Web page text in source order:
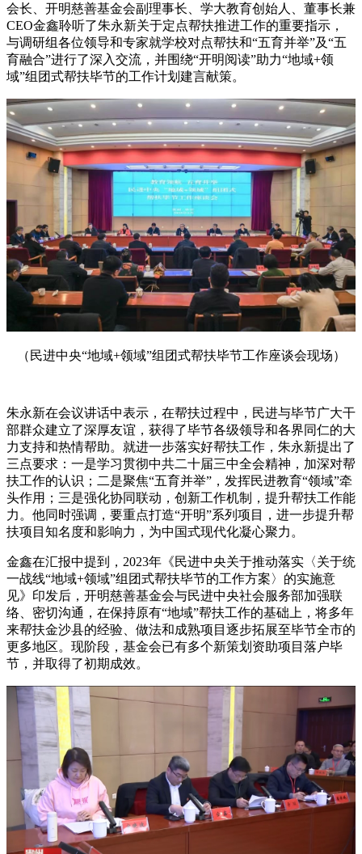
会长、开明慈善基金会副理事长、学大教育创始人、董事长兼
CEO金鑫聆听了朱永新关于定点帮扶推进工作的重要指示，
与调研组各位领导和专家就学校对点帮扶和“五育并举”及“五
育融合”进行了深入交流，并围绕“开明阅读”助力“地域+领
域”组团式帮扶毕节的工作计划建言献策。
（民进中央“地域+领域”组团式帮扶毕节工作座谈会现场）
朱永新在会议讲话中表示，在帮扶过程中，民进与毕节广大干
部群众建立了深厚友谊，获得了毕节各级领导和各界同仁的大
力支持和热情帮助。就进一步落实好帮扶工作，朱永新提出了
三点要求：一是学习贯彻中共二十届三中全会精神，加深对帮
扶工作的认识；二是聚焦“五育并举”，发挥民进教育“领域”牵
头作用；三是强化协同联动，创新工作机制，提升帮扶工作能
力。他同时强调，要重点打造“开明”系列项目，进一步提升帮
扶项目知名度和影响力，为中国式现代化凝心聚力。
金鑫在汇报中提到，2023年《民进中央关于推动落实〈关于统
一战线“地域+领域”组团式帮扶毕节的工作方案〉的实施意
见》印发后，开明慈善基金会与民进中央社会服务部加强联
络、密切沟通，在保持原有“地域”帮扶工作的基础上，将多年
来帮扶金沙县的经验、做法和成熟项目逐步拓展至毕节全市的
更多地区。现阶段，基金会已有多个新策划资助项目落户毕
节，并取得了初期成效。